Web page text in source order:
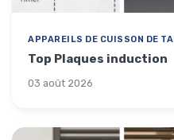
APPAREILS DE CUISSON DE
Top Plaques induction
03 août 2026